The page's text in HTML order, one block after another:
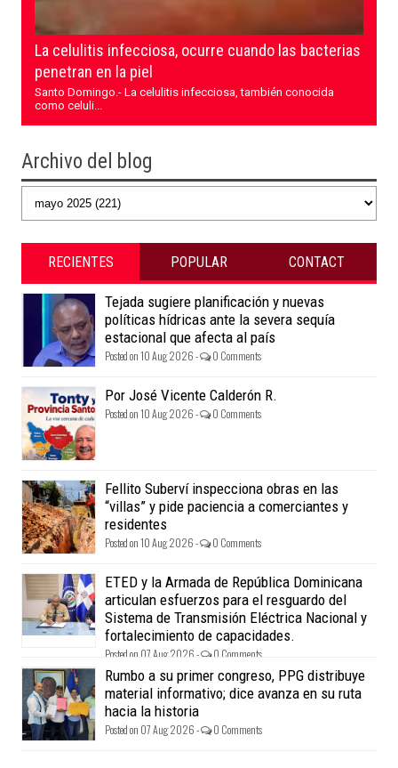
La celulitis infecciosa, ocurre cuando las bacterias
penetran en la piel
Santo Domingo.- La celulitis infecciosa, también conocida
como celuli...
Archivo del blog
RECIENTES POPULAR CONTACT
Tejada sugiere planificación y nuevas
políticas hídricas ante la severa sequía
estacional que afecta al país
Posted on 10 Aug 2026 - 0 Comments
Por José Vicente Calderón R.
Posted on 10 Aug 2026 - 0 Comments
Fellito Suberví inspecciona obras en las
“villas” y pide paciencia a comerciantes y
residentes
Posted on 10 Aug 2026 - 0 Comments
ETED y la Armada de República Dominicana
articulan esfuerzos para el resguardo del
Sistema de Transmisión Eléctrica Nacional y
fortalecimiento de capacidades.
Posted on 07 Aug 2026 - 0 Comments
Rumbo a su primer congreso, PPG distribuye
material informativo; dice avanza en su ruta
hacia la historia
Posted on 07 Aug 2026 - 0 Comments